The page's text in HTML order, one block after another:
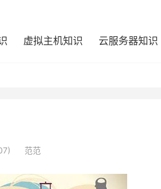
虚拟主机知识 云服务器知识
范范